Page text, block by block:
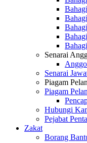
Senarai
Senarai
Piagam
Piagam
Hubungi
Pejabat
Zakat
Borang